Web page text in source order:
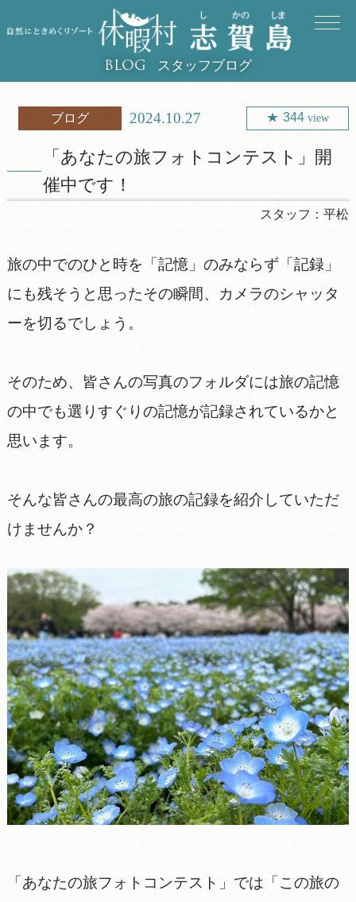
BLOG スタッフブログ
ブログ 2024.10.27 344 view
「あなたの旅フォトコンテスト」開
催中です！
スタッフ：平松
旅の中でのひと時を「記憶」のみならず「記録」
にも残そうと思ったその瞬間、カメラのシャッタ
ーを切るでしょう。
そのため、皆さんの写真のフォルダには旅の記憶
の中でも選りすぐりの記憶が記録されているかと
思います。
そんな皆さんの最高の旅の記録を紹介していただ
けませんか？
「あなたの旅フォトコンテスト」では「この旅の